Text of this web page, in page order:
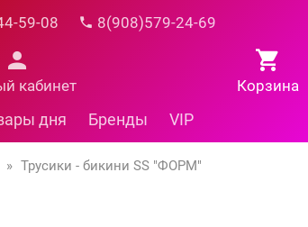
59-08 8(908)579-24-69
Корзина
кабинет
дня Бренды VIP
» Трусики - бикини SS "ФОРМ"